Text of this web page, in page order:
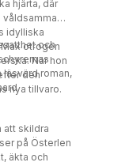
hjärta, där
idylliska
otrogen
När hon
den
nya tillvaro.
och
roman,
att skildra
på Österlen
äkta och